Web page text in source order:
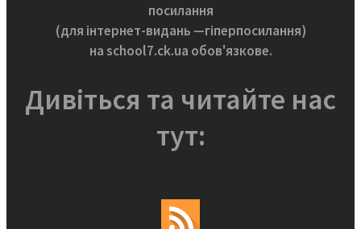
посилання
(для інтернет-видань —гіперпосилання)
на school7.ck.ua обов'язкове.
Дивіться та читайте нас
тут: